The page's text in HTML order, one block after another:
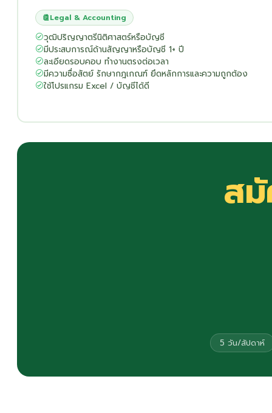
Legal & Accounting
วุฒิปริญญาตรีนิติศาสตร์หรือบัญชี
มีประสบการณ์ด้านสัญญาหรือบัญชี 1+ ปี
ละเอียดรอบคอบ ทำงานตรงต่อเวลา
มีความซื่อสัตย์ รักษากฎเกณฑ์ ยึดหลักการและความถูกต้อง
ใช้โปรแกรม Excel / บัญชีได้ดี
ส
5 วัน/สัปดาห์